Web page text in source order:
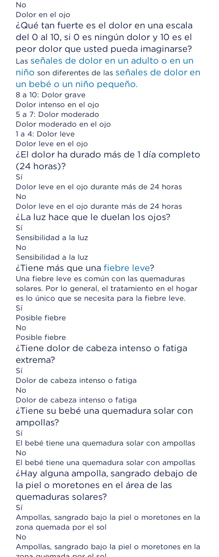
No
Dolor en el ojo
¿Qué tan fuerte es el dolor en una escala
del 0 al 10, si 0 es ningún dolor y 10 es el
peor dolor que usted pueda imaginarse?
Las señales de dolor en un adulto o en un
niño son diferentes de las señales de dolor en
un bebé o un niño pequeño.
8 a 10: Dolor grave
Dolor intenso en el ojo
5 a 7: Dolor moderado
Dolor moderado en el ojo
1 a 4: Dolor leve
Dolor leve en el ojo
¿El dolor ha durado más de 1 día completo
(24 horas)?
Sí
Dolor leve en el ojo durante más de 24 horas
No
Dolor leve en el ojo durante más de 24 horas
¿La luz hace que le duelan los ojos?
Sí
Sensibilidad a la luz
No
Sensibilidad a la luz
¿Tiene más que una fiebre leve?
Una fiebre leve es común con las quemaduras
solares. Por lo general, el tratamiento en el hogar
es lo único que se necesita para la fiebre leve.
Sí
Posible fiebre
No
Posible fiebre
¿Tiene dolor de cabeza intenso o fatiga
extrema?
Sí
Dolor de cabeza intenso o fatiga
No
Dolor de cabeza intenso o fatiga
¿Tiene su bebé una quemadura solar con
ampollas?
Sí
El bebé tiene una quemadura solar con ampollas
No
El bebé tiene una quemadura solar con ampollas
¿Hay alguna ampolla, sangrado debajo de
la piel o moretones en el área de las
quemaduras solares?
Sí
Ampollas, sangrado bajo la piel o moretones en la
zona quemada por el sol
No
Ampollas, sangrado bajo la piel o moretones en la